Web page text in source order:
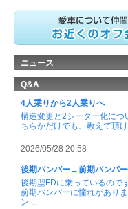
ニュース
Q&A
4人乗りから2人乗りへ
構造変更と2シーター化につ
ちらかだけでも、教えて頂
...
2026/05/28 20:58
後期バンパー→前期バンパ
後期型FDに乗っているので
前期バンパーに憧れがあり
ン ...